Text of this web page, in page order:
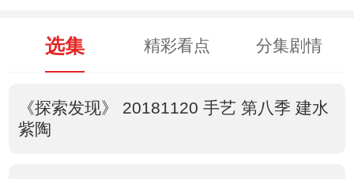
选集 精彩看点 分集剧情
《探索发现》 20181120 手艺 第八季 建水
紫陶